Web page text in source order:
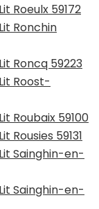
Roeulx 59172
Ronchin
Roncq 59223
Roost-
Roubaix 59100
Rousies 59131
Sainghin-en-
Sainghin-en-